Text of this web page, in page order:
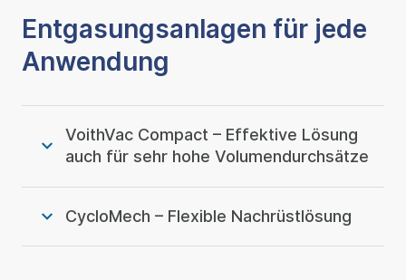
Entgasungsanlagen für jede
Anwendung
VoithVac Compact – Effektive Lösung
auch für sehr hohe Volumendurchsätze
CycloMech – Flexible Nachrüstlösung